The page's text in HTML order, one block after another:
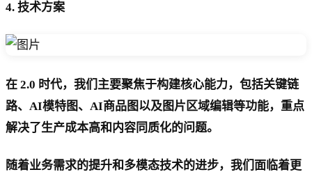
4. 技术方案
在 2.0 时代，我们主要聚焦于构建核心能力，包括关键链
路、AI模特图、AI商品图以及图片区域编辑等功能，重点
解决了生产成本高和内容同质化的问题。
随着业务需求的提升和多模态技术的进步，我们面临着更